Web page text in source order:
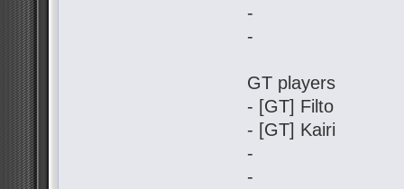
-
-
GT players
- [GT] Filto
- [GT] Kairi
-
-